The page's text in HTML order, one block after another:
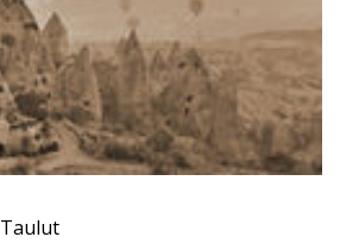
Taulut